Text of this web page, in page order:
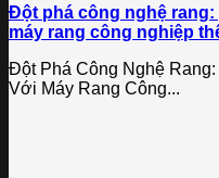
Đột phá công nghệ
máy rang công nghiệp
Đột Phá Công Nghệ
Với Máy Rang Công...